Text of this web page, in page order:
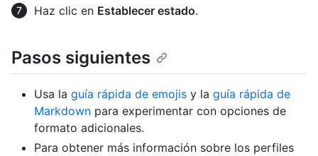
Haz clic en Establecer estado.
Pasos siguientes
Usa la guía rápida de emojis y la guía rápida de
Markdown para experimentar con opciones de
formato adicionales.
Para obtener más información sobre los perfiles